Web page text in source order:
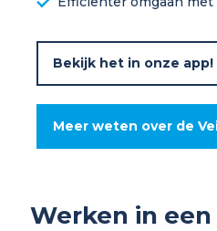
Bekijk het in onze app!
Meer weten over de
Werken in een